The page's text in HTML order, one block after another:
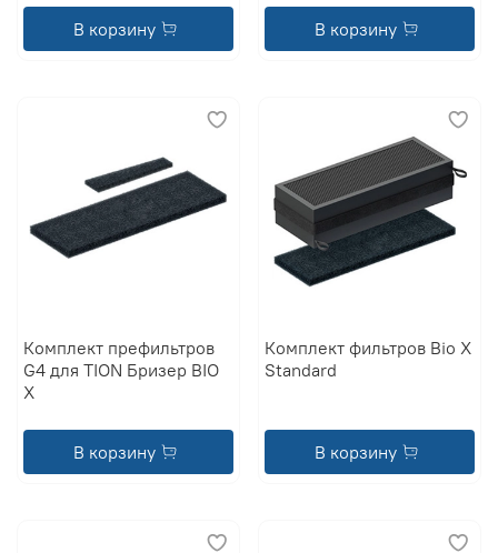
В корзину В корзину
Комплект префильтров
G4 для TION Бризер BIO
X
В корзину
Комплект фильтров Bio X
Standard
В корзину